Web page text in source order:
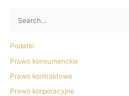
u
k
a
j
Podatki
Prawo konsumenckie
Prawo kontraktowe
Prawo korporacyjne